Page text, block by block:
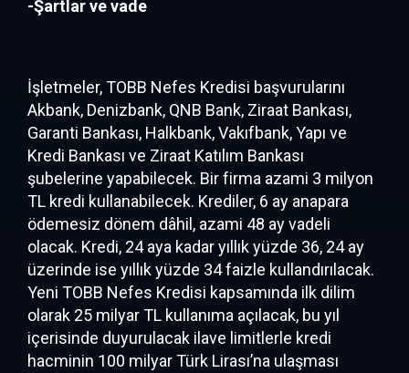
-Şartlar ve vade
İşletmeler, TOBB Nefes Kredisi başvurularını
Akbank, Denizbank, QNB Bank, Ziraat Bankası,
Garanti Bankası, Halkbank, Vakıfbank, Yapı ve
Kredi Bankası ve Ziraat Katılım Bankası
şubelerine yapabilecek. Bir firma azami 3 milyon
TL kredi kullanabilecek. Krediler, 6 ay anapara
ödemesiz dönem dâhil, azami 48 ay vadeli
olacak. Kredi, 24 aya kadar yıllık yüzde 36, 24 ay
üzerinde ise yıllık yüzde 34 faizle kullandırılacak.
Yeni TOBB Nefes Kredisi kapsamında ilk dilim
olarak 25 milyar TL kullanıma açılacak, bu yıl
içerisinde duyurulacak ilave limitlerle kredi
hacminin 100 milyar Türk Lirası’na ulaşması